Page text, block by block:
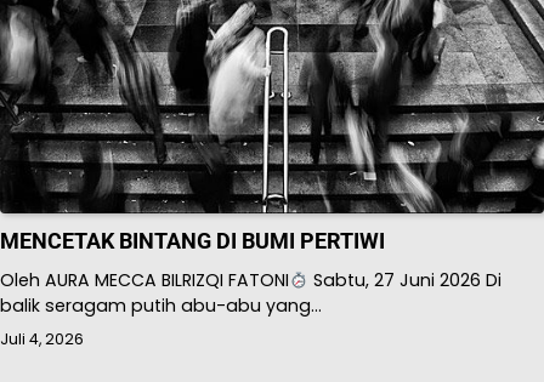
MENCETAK BINTANG DI BUMI PERTIWI
Oleh AURA MECCA BILRIZQI FATONI
Sabtu, 27 Juni 2026 Di
balik seragam putih abu-abu yang…
Juli 4, 2026